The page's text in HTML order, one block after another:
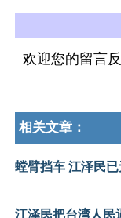
欢迎您的留言反
相关文章：
螳臂挡车 江泽民
江泽民把台湾人民